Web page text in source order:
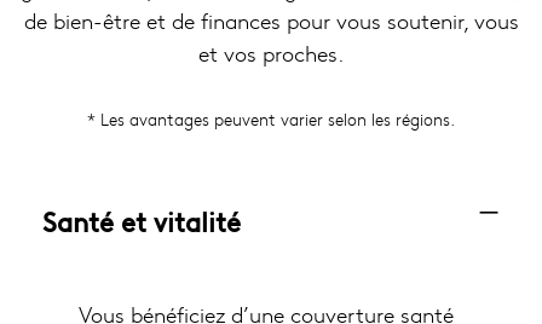
de bien-être et de finances pour vous soutenir, vous
et vos proches.
* Les avantages peuvent varier selon les régions.
Santé et vitalité
Vous bénéficiez d’une couverture santé